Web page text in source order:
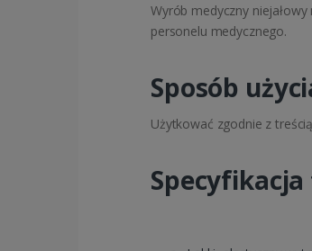
Wyrób medyczny
personelu medycznego.
Sposób
Użytkować zgodnie z